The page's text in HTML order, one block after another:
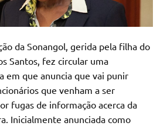
da Sonangol, gerida pela filha do
Santos, fez circular uma
em que anuncia que vai punir
que venham a ser
fugas de informação acerca da
Inicialmente anunciada como